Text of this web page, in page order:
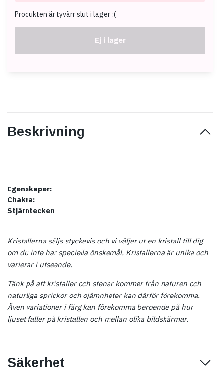
Produkten är tyvärr slut i lager. :(
Ej i lager
Beskrivning
Egenskaper:
Chakra:
Stjärntecken
Kristallerna säljs styckevis och vi väljer ut en kristall till dig
om du inte har speciella önskemål. Kristallerna är unika och
varierar i utseende.
Tänk på att kristaller och stenar kommer från naturen och
naturliga sprickor och ojämnheter kan därför förekomma.
Även variationer i färg kan förekomma beroende på hur
ljuset faller på kristallen och mellan olika bildskärmar.
Säkerhet